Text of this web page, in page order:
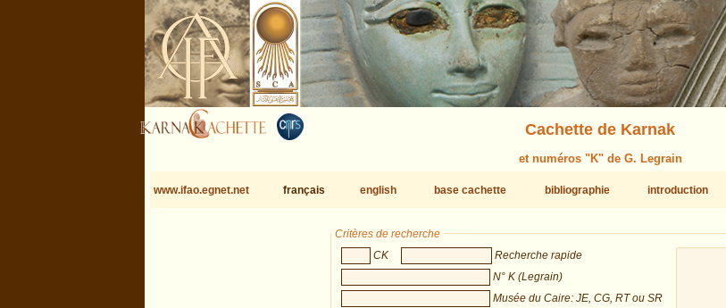
Cachette de Karnak
et numéros "K" de G. Legrain
www.ifao.egnet.net français english base cachette bibliographie introduction
Critères de recherche
CK
Recherche rapide
N° K (Legrain)
Musée du Caire: JE, CG, RT ou SR